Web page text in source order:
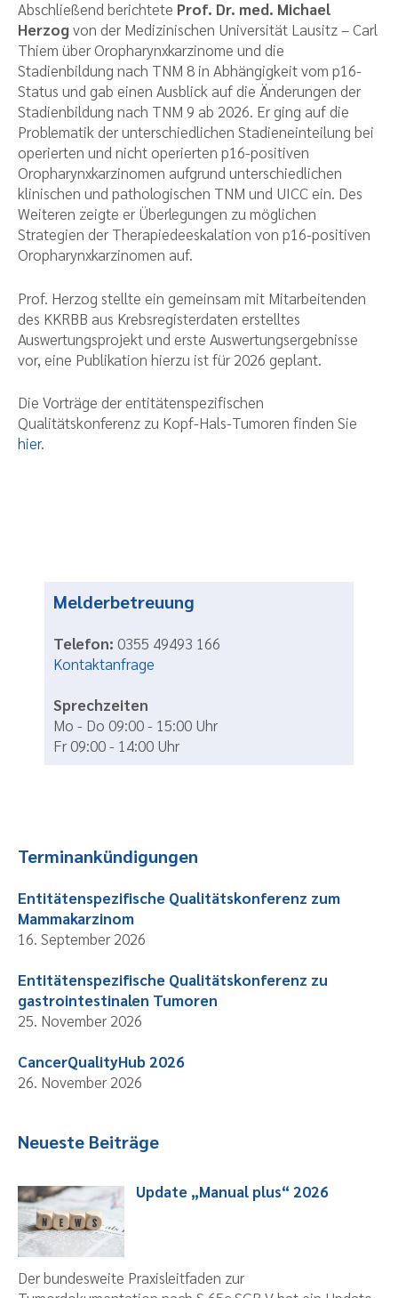
Abschließend berichtete Prof. Dr. med. Michael
Herzogvon der Medizinischen Universität Lausitz – Carl
Thiem über Oropharynxkarzinome und die
Stadienbildung nach TNM 8 in Abhängigkeit vom p16-
Status und gab einen Ausblick auf die Änderungen der
Stadienbildung nach TNM 9 ab 2026. Er ging auf die
Problematik der unterschiedlichen Stadieneinteilung bei
operierten und nicht operierten p16-positiven
Oropharynxkarzinomen aufgrund unterschiedlichen
klinischen und pathologischen TNM und UICC ein. Des
Weiteren zeigte er Überlegungen zu möglichen
Strategien der Therapiedeeskalation von p16-positiven
Oropharynxkarzinomen auf.
Prof. Herzog stellte ein gemeinsam mit Mitarbeitenden
des KKRBB aus Krebsregisterdaten erstelltes
Auswertungsprojekt und erste Auswertungsergebnisse
vor, eine Publikation hierzu ist für 2026 geplant.
Die Vorträge der entitätenspezifischen
Qualitätskonferenz zu Kopf-Hals-Tumoren finden Sie
hier.
Melderbetreuung
Telefon: 0355 49493 166
Kontaktanfrage
Sprechzeiten
Mo - Do 09:00 - 15:00 Uhr
Fr 09:00 - 14:00 Uhr
Terminankündigungen
Entitätenspezifische Qualitätskonferenz zum
Mammakarzinom
16. September 2026
Entitätenspezifische Qualitätskonferenz zu
gastrointestinalen Tumoren
25. November 2026
CancerQualityHub 2026
26. November 2026
Neueste Beiträge
Update „Manual plus“ 2026
Der bundesweite Praxisleitfaden zur